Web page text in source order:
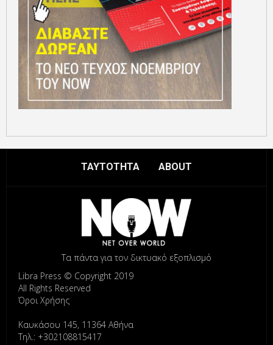
ΤΑΥΤΟΤΗΤΑ ABOUT
Τα πάντα για τον δικτυακό εξοπλισμό
Libra Press © Copyright 2019
All Rights Reserved
Όροι Χρήσης
Καυκάσου 145, 11364 Αθήνα
Τηλ.: +302108815417